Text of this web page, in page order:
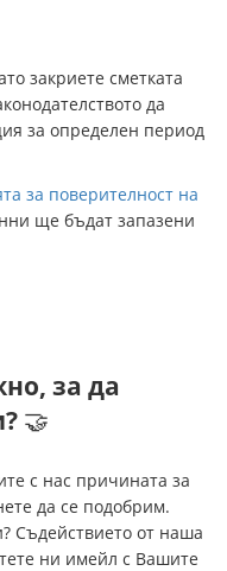
закриете сметката
да
за определен период
за поверителност на
ще бъдат запазени
за да
🤝
с нас причината за
да се подобрим.
Съдействието от наша
ни имейл с Вашите